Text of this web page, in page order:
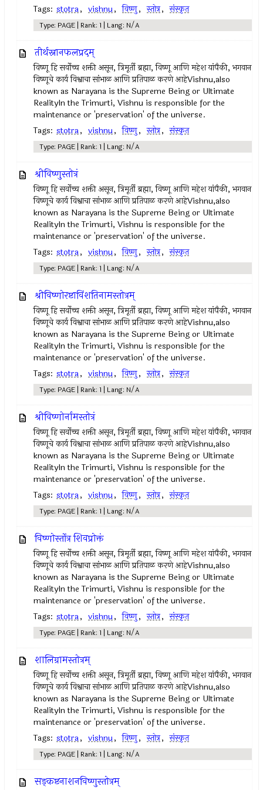
Tags: stotra, vishnu, विष्णु, स्तोत्र, संस्कृत
Type: PAGE | Rank: 1 | Lang: N/A
तीर्थस्नानफलप्रदम्
विष्णू हि सर्वोच्च शक्ती असून, त्रिमूर्ती ब्रह्मा, विष्णू आणि महेश यांपैकी, भगवान
विष्णूचे कार्य विश्वाचा सांभाळ आणि प्रतिपाळ करणे आहेVishnu,also
known as Narayana is the Supreme Being or Ultimate
RealityIn the Trimurti, Vishnu is responsible for the
maintenance or 'preservation' of the universe.
Tags: stotra, vishnu, विष्णु, स्तोत्र, संस्कृत
Type: PAGE | Rank: 1 | Lang: N/A
श्रीविष्णुस्तोत्रं
विष्णू हि सर्वोच्च शक्ती असून, त्रिमूर्ती ब्रह्मा, विष्णू आणि महेश यांपैकी, भगवान
विष्णूचे कार्य विश्वाचा सांभाळ आणि प्रतिपाळ करणे आहेVishnu,also
known as Narayana is the Supreme Being or Ultimate
RealityIn the Trimurti, Vishnu is responsible for the
maintenance or 'preservation' of the universe.
Tags: stotra, vishnu, विष्णु, स्तोत्र, संस्कृत
Type: PAGE | Rank: 1 | Lang: N/A
श्रीविष्णोरष्टाविंशतिनामस्तोत्रम्
विष्णू हि सर्वोच्च शक्ती असून, त्रिमूर्ती ब्रह्मा, विष्णू आणि महेश यांपैकी, भगवान
विष्णूचे कार्य विश्वाचा सांभाळ आणि प्रतिपाळ करणे आहेVishnu,also
known as Narayana is the Supreme Being or Ultimate
RealityIn the Trimurti, Vishnu is responsible for the
maintenance or 'preservation' of the universe.
Tags: stotra, vishnu, विष्णु, स्तोत्र, संस्कृत
Type: PAGE | Rank: 1 | Lang: N/A
श्रीविष्णोर्नामस्तोत्रं
विष्णू हि सर्वोच्च शक्ती असून, त्रिमूर्ती ब्रह्मा, विष्णू आणि महेश यांपैकी, भगवान
विष्णूचे कार्य विश्वाचा सांभाळ आणि प्रतिपाळ करणे आहेVishnu,also
known as Narayana is the Supreme Being or Ultimate
RealityIn the Trimurti, Vishnu is responsible for the
maintenance or 'preservation' of the universe.
Tags: stotra, vishnu, विष्णु, स्तोत्र, संस्कृत
Type: PAGE | Rank: 1 | Lang: N/A
विष्णोर्स्तोत्र शिवप्रोक्तं
विष्णू हि सर्वोच्च शक्ती असून, त्रिमूर्ती ब्रह्मा, विष्णू आणि महेश यांपैकी, भगवान
विष्णूचे कार्य विश्वाचा सांभाळ आणि प्रतिपाळ करणे आहेVishnu,also
known as Narayana is the Supreme Being or Ultimate
RealityIn the Trimurti, Vishnu is responsible for the
maintenance or 'preservation' of the universe.
Tags: stotra, vishnu, विष्णु, स्तोत्र, संस्कृत
Type: PAGE | Rank: 1 | Lang: N/A
शालिग्रामस्तोत्रम्
विष्णू हि सर्वोच्च शक्ती असून, त्रिमूर्ती ब्रह्मा, विष्णू आणि महेश यांपैकी, भगवान
विष्णूचे कार्य विश्वाचा सांभाळ आणि प्रतिपाळ करणे आहेVishnu,also
known as Narayana is the Supreme Being or Ultimate
RealityIn the Trimurti, Vishnu is responsible for the
maintenance or 'preservation' of the universe.
Tags: stotra, vishnu, विष्णु, स्तोत्र, संस्कृत
Type: PAGE | Rank: 1 | Lang: N/A
सङ्कष्टनाशनविष्णुस्तोत्रम्